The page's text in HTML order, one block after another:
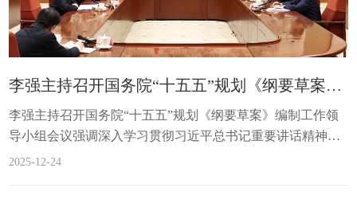
李强主持召开国务院“十五五”规划《纲要草案》编制工作领导小组会议强调 深入学习贯彻习近平总书记重要讲话精神 进一步做好“十五五”规划纲要编制工作 丁薛祥出席
李强主持召开国务院“十五五”规划《纲要草案》编制工作领
导小组会议强调深入学习贯彻习近平总书记重要讲话精神进
一步做好“十五五”规划纲要编制工作丁薛祥出席新华社北京
2025-12-24